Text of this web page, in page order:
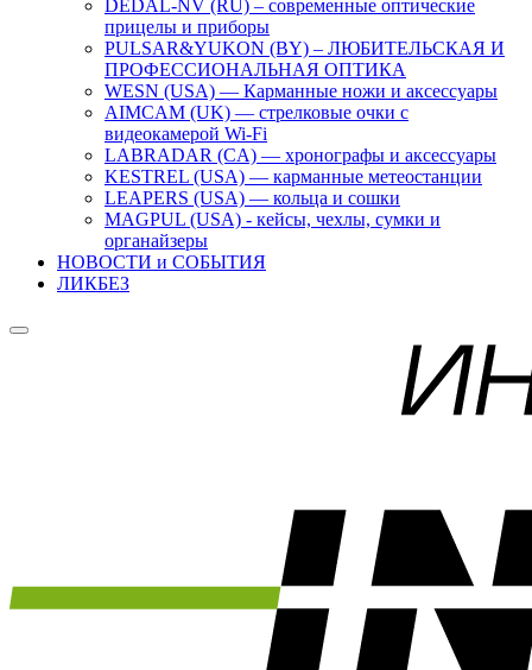
DEDAL-NV (RU) – современные оптические
прицелы и приборы
PULSAR&YUKON (BY) – ЛЮБИТЕЛЬСКАЯ И
ПРОФЕССИОНАЛЬНАЯ ОПТИКА
WESN (USA) — Карманные ножи и аксессуары
AIMCAM (UK) — стрелковые очки с
видеокамерой Wi-Fi
LABRADAR (CA) — хронографы и аксессуары
KESTREL (USA) — карманные метеостанции
LEAPERS (USA) — кольца и сошки
MAGPUL (USA) - кейсы, чехлы, сумки и
органайзеры
НОВОСТИ и СОБЫТИЯ
ЛИКБЕЗ